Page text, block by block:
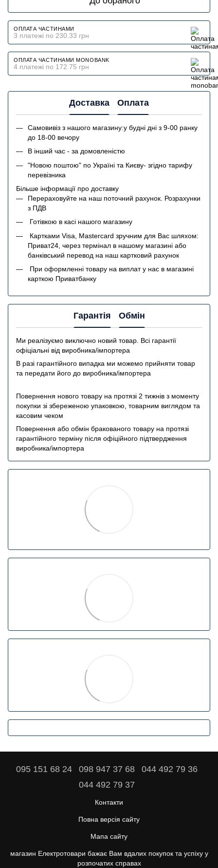
ОПЛАТА ЧАСТИНАМИ
3 платежі по 230.33 грн
ОПЛАТА ЧАСТИНАМИ MONOBANK
4 платежі по 172.75 грн
Доставка Оплата
Самовивіз з нашого магазину:у будні дні з 9-00 ранку
до 18-00 вечору
В інший час - за домовленістю
"Новою поштою" по Україні та Києву- згідно тарифу
перевізника
Більше інформації про доставку
Перераховуйте на наш поточний рахунок. Розрахунки
з ПДВ
Готівкою в касі нашого магазину
Картками Visa, Mastercard зручним для Вас шляхом:
Приват24, через термінал в нашому магазині або
банківський перевод на наш картковий рахунок
При оформленні товару на виплат у нас в магазині
карткою Приватбанку
Гарантія Обмін
Ми реалізуємо виключно новий товар. Всі гарантії
офіціальні від виробника/імпортера
В разі гарантійного випадка ми можемо прийняти товар
та передати його до виробника/імпортера
Повернення нового товару на протязі 2 тижнів з моменту
покупки зі збереженою упаковкою, товарним виглядом та
касовим чеком
Повернення або обмін бракованого товару на протязі
гарантійного терміну після офіційного підтвердження
виробника/імпортера
095 151 68 24 098 947 37 68
044 492 79 36
044 492 79 37
Контакти
Повна версія сайту
Мапа сайту
магазин Електротовари бажає Вам вдалих покупок та успіху у
розпочатих справах